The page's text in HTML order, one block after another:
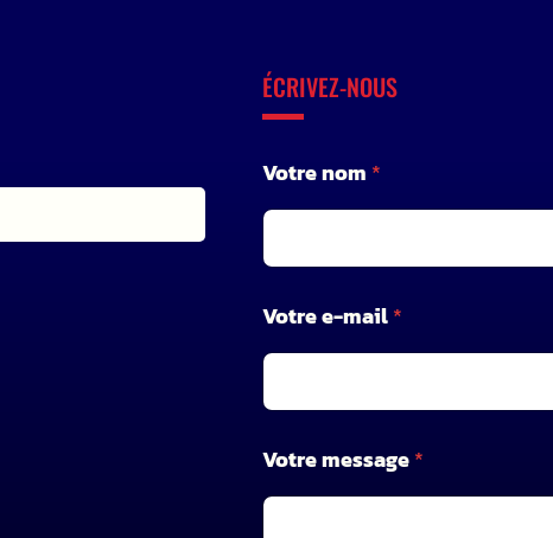
ÉCRIVEZ-NOUS
o
t
e
*
Votre nom *
Votre e-mail*
Votre message*